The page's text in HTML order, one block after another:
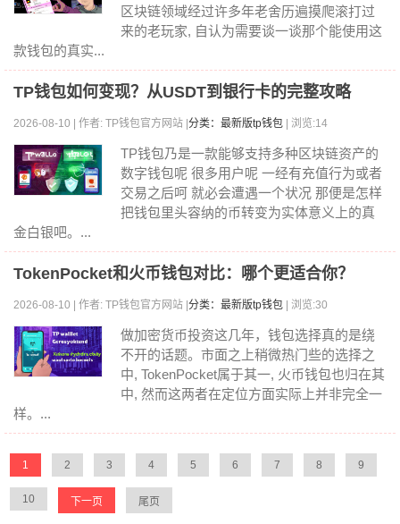
区块链领域经过许多年老舍历遍摸爬滚打过
来的老玩家, 自认为需要谈一谈那个能使用这
款钱包的真实...
TP钱包如何变现？从USDT到银行卡的完整攻略
2026-08-10 | 作者: TP钱包官方网站 | 分类：最新版tp钱包 | 浏览:14
TP钱包乃是一款能够支持多种区块链资产的
数字钱包呢 很多用户呢 一经有充值行为或者
交易之后呵 就必会遭遇一个状况 那便是怎样
把钱包里头容纳的币转变为实体意义上的真
金白银吧。...
TokenPocket和火币钱包对比：哪个更适合你？
2026-08-10 | 作者: TP钱包官方网站 | 分类：最新版tp钱包 | 浏览:30
做加密货币投资这几年，钱包选择真的是绕
不开的话题。市面之上稍微热门些的选择之
中, TokenPocket属于其一, 火币钱包也归在其
中, 然而这两者在定位方面实际上并非完全一
样。...
1 2 3 4 5 6 7 8 9
10 下一页 尾页